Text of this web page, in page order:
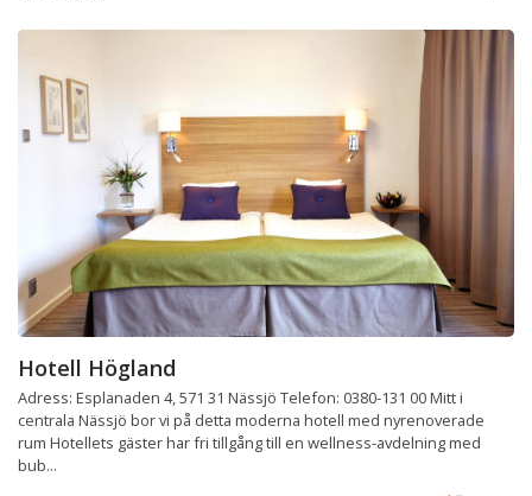
Hotell Högland
Adress: Esplanaden 4, 571 31 Nässjö Telefon: 0380-131 00 Mitt i
centrala Nässjö bor vi på detta moderna hotell med nyrenoverade
rum Hotellets gäster har fri tillgång till en wellness-avdelning med
bub...